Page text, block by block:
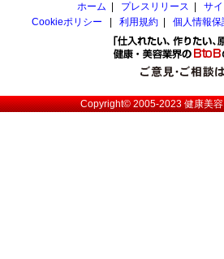
ホーム
プレスリリース
サ
Cookieポリシー
利用規約 個人情報
Copyright© 2005-2023健康美